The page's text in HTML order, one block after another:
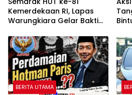
Kemerdekaan RI, Lapas
Warungkiara Gelar Bakti
Kesehatan Gratis bagi
Masyarakat
BERITA UTAMA